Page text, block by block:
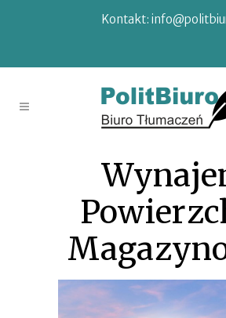
Kontakt: